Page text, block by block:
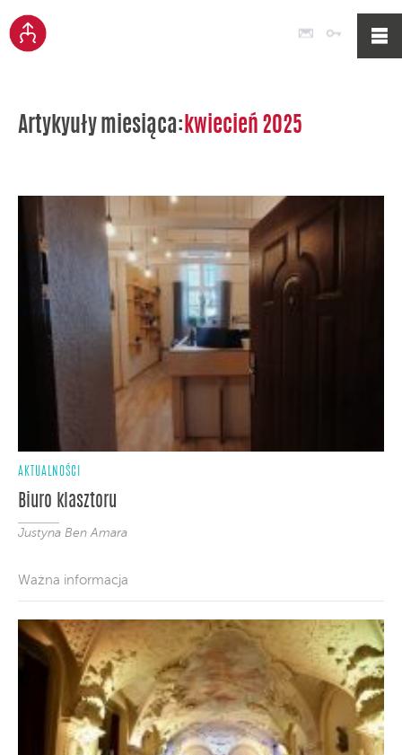
Poczta
Artykyuły miesiąca: kwiecień 2025
AKTUALNOŚCI
Biuro klasztoru
Justyna Ben Amara
Ważna informacja